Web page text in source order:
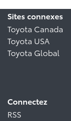
Sites connexes
Toyota Canada
Toyota USA
Toyota Global
Connectez
RSS